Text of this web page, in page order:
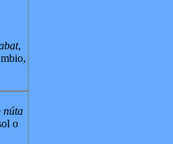
,
núta
o